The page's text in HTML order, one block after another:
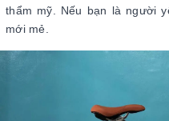
thẩm mỹ. Nếu bạn là người
mới mẻ.